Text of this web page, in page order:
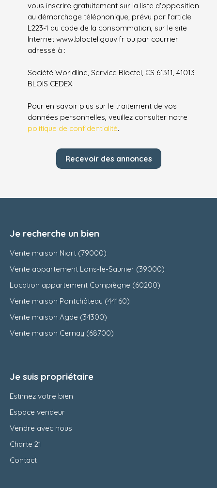
vous inscrire gratuitement sur la liste d'opposition
au démarchage téléphonique, prévu par l'article
L223-1 du code de la consommation, sur le site
Internet www.bloctel.gouv.fr ou par courrier
adressé à :
Société Worldline, Service Bloctel, CS 61311, 41013
BLOIS CEDEX.
Pour en savoir plus sur le traitement de vos
données personnelles, veuillez consulter notre
politique de confidentialité.
Recevoir des annonces
Je recherche un bien
Vente maison Niort (79000)
Vente appartement Lons-le-Saunier (39000)
Location appartement Compiègne (60200)
Vente maison Pontchâteau (44160)
Vente maison Agde (34300)
Vente maison Cernay (68700)
Je suis propriétaire
Estimez votre bien
Espace vendeur
Vendre avec nous
Charte 21
Contact